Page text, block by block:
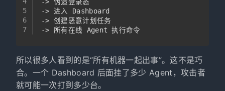
5
6
7
-> 进入 Dashboard
-> 创建恶意计划任务
-> 所有在线 Agent 执行命令
所以很多人看到的是“所有机器一起出事”。这不是巧
合。一个 Dashboard 后面挂了多少 Agent，攻击者
就可能一次打到多少台。